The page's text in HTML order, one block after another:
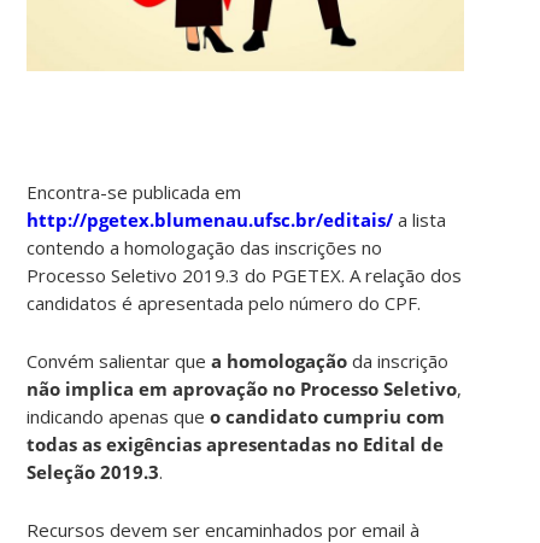
Encontra-se publicada em
http://pgetex.blumenau.ufsc.br/editais/ a lista
contendo a homologação das inscrições no
Processo Seletivo 2019.3 do PGETEX. A relação dos
candidatos é apresentada pelo número do CPF.
Convém salientar quea homologaçãoda inscrição
não implica em aprovação no Processo Seletivo,
indicando apenas queo candidato cumpriu com
todas as exigências apresentadas no Edital de
Seleção 2019.3.
Recursos devem ser encaminhados por email à